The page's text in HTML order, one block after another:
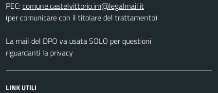
PEC:
(per comunicare con il titolare del trattamento)
La mail del DPO va usata SOLO per questioni
riguardanti la privacy
LINK UTILI